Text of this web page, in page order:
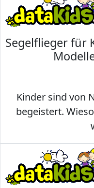
Segelflieger für
Kinder sind von
begeistert.